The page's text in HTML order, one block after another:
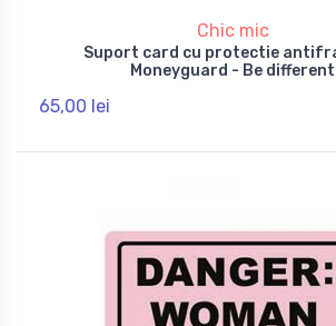
Chic mic
Suport card cu protectie
Moneyguard - Be different
65,00 lei